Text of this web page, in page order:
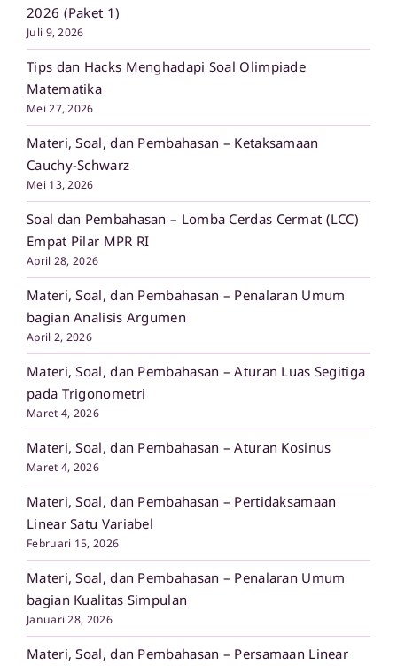
2026 (Paket 1)
Juli 9, 2026
Tips dan Hacks Menghadapi Soal Olimpiade
Matematika
Mei 27, 2026
Materi, Soal, dan Pembahasan – Ketaksamaan
Cauchy-Schwarz
Mei 13, 2026
Soal dan Pembahasan – Lomba Cerdas Cermat (LCC)
Empat Pilar MPR RI
April 28, 2026
Materi, Soal, dan Pembahasan – Penalaran Umum
bagian Analisis Argumen
April 2, 2026
Materi, Soal, dan Pembahasan – Aturan Luas Segitiga
pada Trigonometri
Maret 4, 2026
Materi, Soal, dan Pembahasan – Aturan Kosinus
Maret 4, 2026
Materi, Soal, dan Pembahasan – Pertidaksamaan
Linear Satu Variabel
Februari 15, 2026
Materi, Soal, dan Pembahasan – Penalaran Umum
bagian Kualitas Simpulan
Januari 28, 2026
Materi, Soal, dan Pembahasan – Persamaan Linear